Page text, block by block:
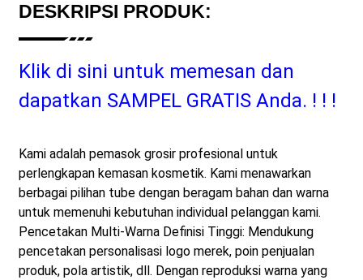
DESKRIPSI PRODUK:
Klik di sini untuk memesan dan
dapatkan SAMPEL GRATIS Anda. ! ! !
Kami adalah pemasok grosir profesional untuk
perlengkapan kemasan kosmetik. Kami menawarkan
berbagai pilihan tube dengan beragam bahan dan warna
untuk memenuhi kebutuhan individual pelanggan kami.
Pencetakan Multi-Warna Definisi Tinggi: Mendukung
pencetakan personalisasi logo merek, poin penjualan
produk, pola artistik, dll. Dengan reproduksi warna yang